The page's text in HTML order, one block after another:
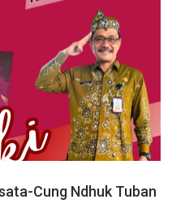
Cung Ndhuk Tuban